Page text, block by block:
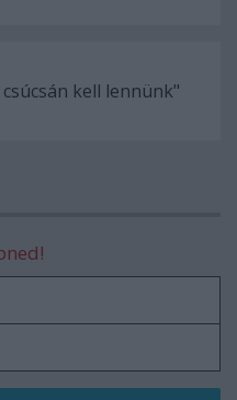
kell lennünk"